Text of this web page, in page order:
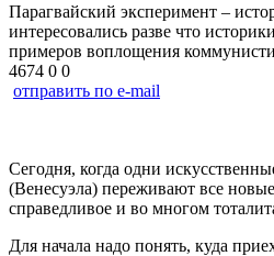
Парагвайский эксперимент –
интересовались разве что
примеров воплощения
4674 0 0
отправить по e-mail
Сегодня, когда одни
(Венесуэла) переживают все
справедливое и во многом
Для начала надо понять, куда